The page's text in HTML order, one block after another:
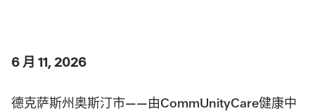
6 月 11, 2026
德克萨斯州奥斯汀市——由CommUnityCare健康中